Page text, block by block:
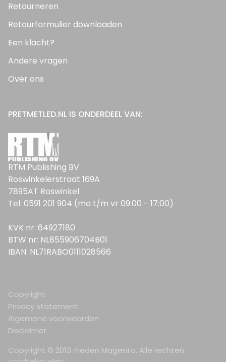
Retourneren
Retourformulier downloaden
Een klacht?
Andere vragen
Over ons
PRETMETLED.NL IS ONDERDEEL VAN:
RTM Publishing BV
Roswinkelerstraat 169A
7895AT Roswinkel
Tel: 0591 201 904 (ma t/m vr 09:00 - 17:00)
KVK nr: 64927180
BTW nr: NL855906704B01
IBAN: NL71RABO0111028566
Copyright © 2013-heden Magento. Alle rechten
Copyright
Privacy statement
Algemene voorwaarden
Disclaimer